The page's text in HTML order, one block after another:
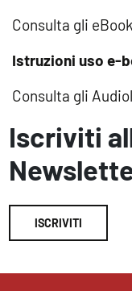
Consulta gli eBook
Istruzioni uso e-
Consulta gli
Iscriviti
ISCRIVITI